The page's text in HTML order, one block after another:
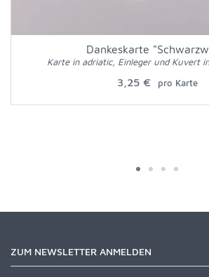
Dankeskarte
Karte in adriatic, Einleger und Kuvert
3,25 € pro Karte
ZUM NEWSLETTER ANMELDEN